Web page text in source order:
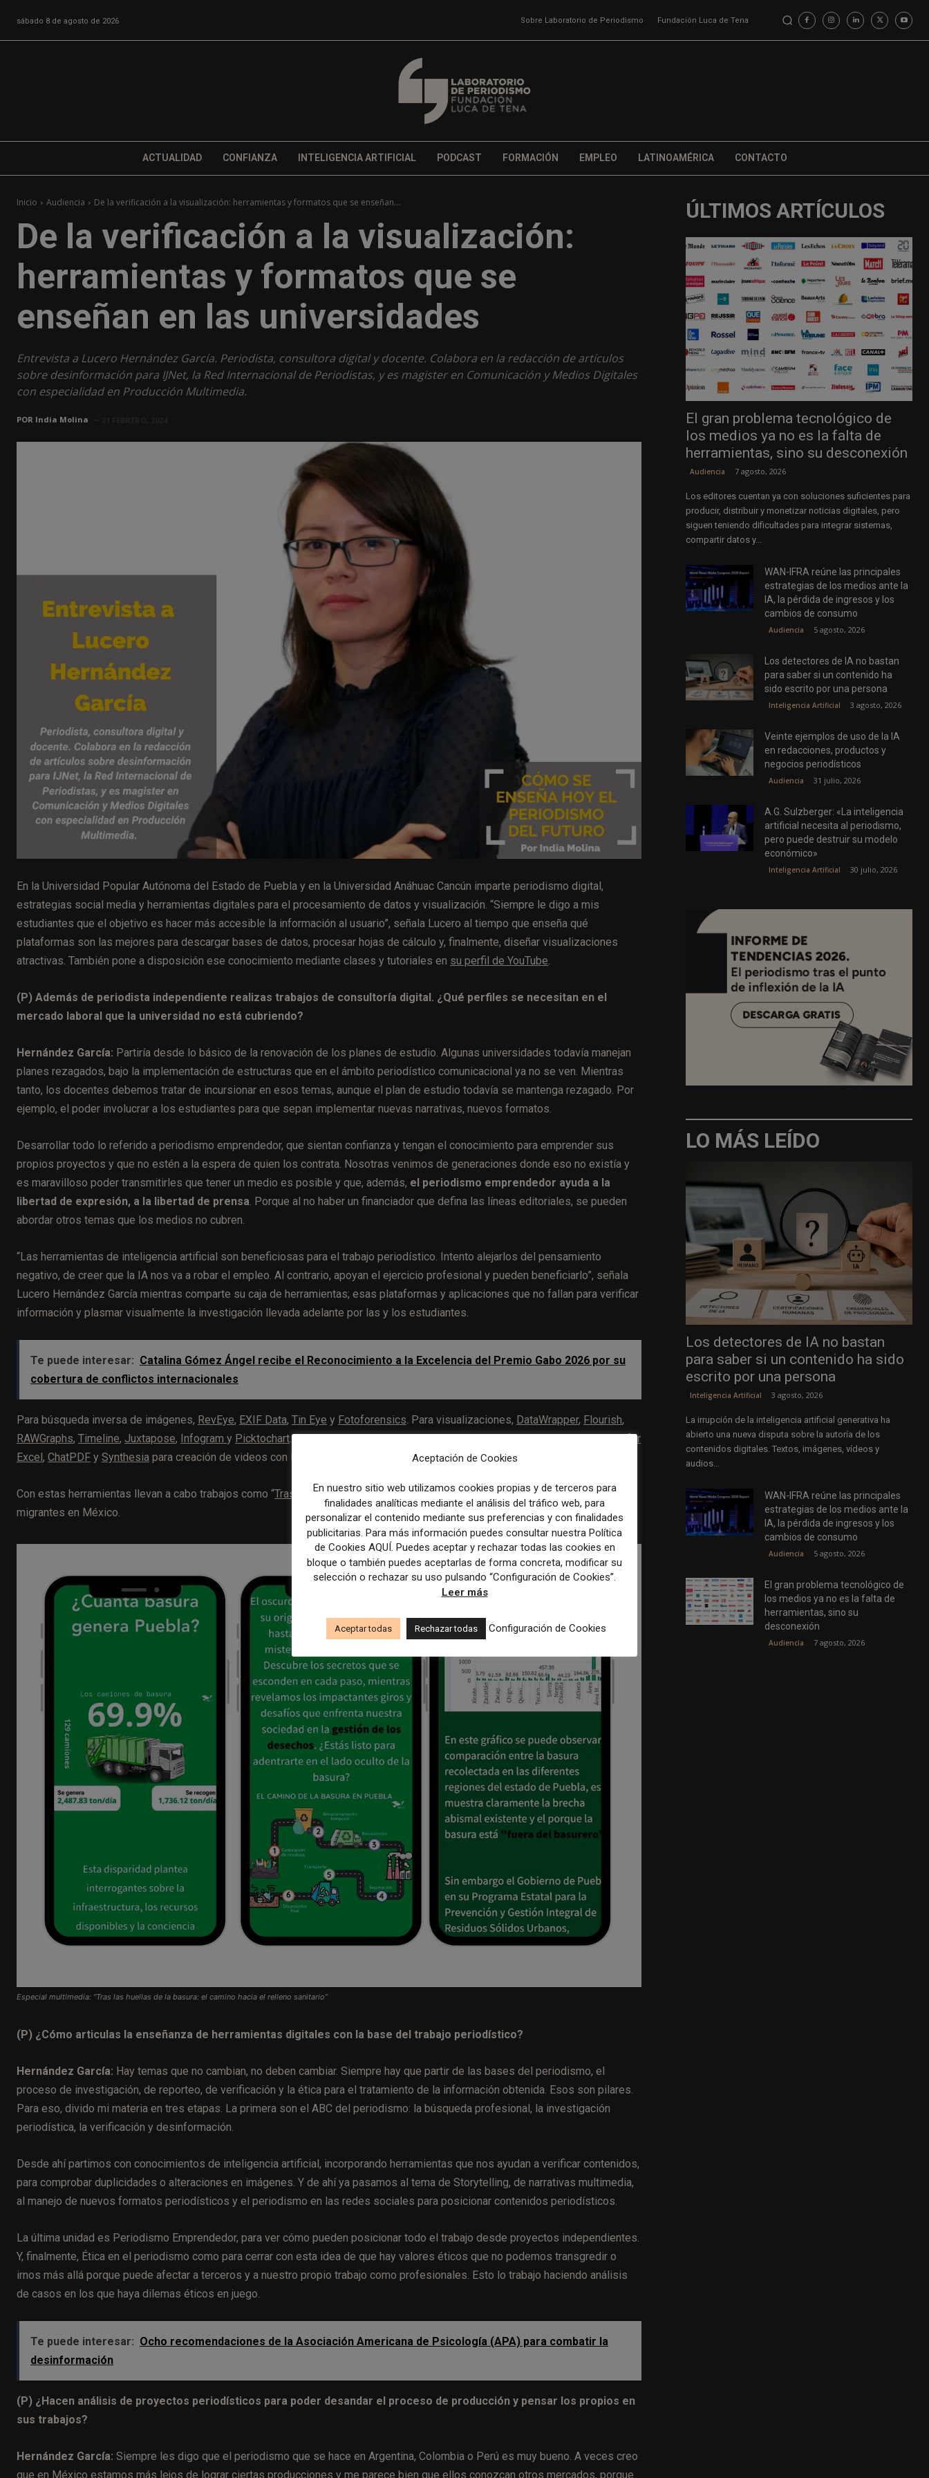
sábado 8 de agosto de 2026 Sobre Laboratorio de Periodismo Fundación Luca de Tena
ACTUALIDAD CONFIANZA INTELIGENCIA ARTIFICIAL PODCAST FORMACIÓN EMPLEO LATINOAMÉRICA CONTACTO
Inicio Audiencia De la verificación a la visualización: herramientas y formatos que se enseñan...
De la verificación a la visualización:
herramientas y formatos que se
enseñan en las universidades
Entrevista a Lucero Hernández García. Periodista, consultora digital y docente. Colabora en la redacción de artículos
sobre desinformación para IJNet, la Red Internacional de Periodistas, y es magister en Comunicación y Medios Digitales
con especialidad en Producción Multimedia.
POR India Molina
En la Universidad Popular Autónoma del Estado de Puebla y en la Universidad Anáhuac Cancún imparte periodismo digital,
estrategias social media y herramientas digitales para el procesamiento de datos y visualización. “Siempre le digo a mis
estudiantes que el objetivo es hacer más accesible la información al usuario”, señala Lucero al tiempo que enseña qué
plataformas son las mejores para descargar bases de datos, procesar hojas de cálculo y, finalmente, diseñar visualizaciones
atractivas. También pone a disposición ese conocimiento mediante clases y tutoriales en su perfil de YouTube.
(P) Además de periodista independiente realizas trabajos de consultoría digital. ¿Qué perfiles se necesitan en el
mercado laboral que la universidad no está cubriendo?
Hernández García: Partiría desde lo básico de la renovación de los planes de estudio. Algunas universidades todavía manejan
planes rezagados, bajo la implementación de estructuras que en el ámbito periodístico comunicacional ya no se ven. Mientras
tanto, los docentes debemos tratar de incursionar en esos temas, aunque el plan de estudio todavía se mantenga rezagado. Por
ejemplo, el poder involucrar a los estudiantes para que sepan implementar nuevas narrativas, nuevos formatos.
Desarrollar todo lo referido a periodismo emprendedor, que sientan confianza y tengan el conocimiento para emprender sus
propios proyectos y que no estén a la espera de quien los contrata. Nosotras venimos de generaciones donde eso no existía y
es maravilloso poder transmitirles que tener un medio es posible y que, además, el periodismo emprendedor ayuda a la
libertad de expresión, a la libertad de prensa. Porque al no haber un financiador que defina las líneas editoriales, se pueden
abordar otros temas que los medios no cubren.
“Las herramientas de inteligencia artificial son beneficiosas para el trabajo periodístico. Intento alejarlos del pensamiento
negativo, de creer que la IA nos va a robar el empleo. Al contrario, apoyan el ejercicio profesional y pueden beneficiarlo”, señala
Lucero Hernández García mientras comparte su caja de herramientas; esas plataformas y aplicaciones que no fallan para verificar
información y plasmar visualmente la investigación llevada adelante por las y los estudiantes.
Te puede interesar: Catalina Gómez Ángel recibe el Reconocimiento a la Excelencia del Premio Gabo 2026 por su
cobertura de conflictos internacionales
Para búsqueda inversa de imágenes, RevEye, EXIF Data, Tin Eye y Fotoforensics. Para visualizaciones, DataWrapper, Flourish,
RAWGraphs, Timeline, Juxtapose, Infogram y Picktochart. La última incorporación a la asignatura son las aplicacionesChatGPT for
Excel, ChatPDF y Synthesia para creación de videos con IA.
Con estas herramientas llevan a cabo trabajos como “Tras las huellas de la basura” y “Pasos sin huella”, sobre la situación de los
migrantes en México.
Especial multimedia: “Tras las huellas de la basura: el camino hacia el relleno sanitario”
(P) ¿Cómo articulas la enseñanza de herramientas digitales con la base del trabajo periodístico?
Hernández García: Hay temas que no cambian, no deben cambiar. Siempre hay que partir de las bases del periodismo, el
proceso de investigación, de reporteo, de verificación y la ética para el tratamiento de la información obtenida. Esos son pilares.
Para eso, divido mi materia en tres etapas. La primera son el ABC del periodismo: la búsqueda profesional, la investigación
periodística, la verificación y desinformación.
Desde ahí partimos con conocimientos de inteligencia artificial, incorporando herramientas que nos ayudan a verificar contenidos,
para comprobar duplicidades o alteraciones en imágenes. Y de ahí ya pasamos al tema de Storytelling, de narrativas multimedia,
al manejo de nuevos formatos periodísticos y el periodismo en las redes sociales para posicionar contenidos periodísticos.
La última unidad es Periodismo Emprendedor, para ver cómo pueden posicionar todo el trabajo desde proyectos independientes.
Y, finalmente, Ética en el periodismo como para cerrar con esta idea de que hay valores éticos que no podemos transgredir o
irnos más allá porque puede afectar a terceros y a nuestro propio trabajo como profesionales. Esto lo trabajo haciendo análisis
de casos en los que haya dilemas éticos en juego.
Te puede interesar: Ocho recomendaciones de la Asociación Americana de Psicología (APA) para combatir la
desinformación
(P) ¿Hacen análisis de proyectos periodísticos para poder desandar el proceso de producción y pensar los propios en
sus trabajos?
Hernández García: Siempre les digo que el periodismo que se hace en Argentina, Colombia o Perú es muy bueno. A veces creo
que en México estamos más lejos de lograr ciertas producciones y me parece bien que ellos conozcan otros mercados, porque
ÚLTIMOS ARTÍCULOS
El gran problema tecnológico de
los medios ya no es la falta de
herramientas, sino su desconexión
Audiencia 7 agosto, 2026
Los editores cuentan ya con soluciones suficientes para
producir, distribuir y monetizar noticias digitales, pero
siguen teniendo dificultades para integrar sistemas,
compartir datos y...
WAN-IFRA reúne las principales
estrategias de los medios ante la
IA, la pérdida de ingresos y los
cambios de consumo
Audiencia 5 agosto, 2026
Los detectores de IA no bastan
para saber si un contenido ha
sido escrito por una persona
Inteligencia Artificial 3 agosto, 2026
Veinte ejemplos de uso de la IA
en redacciones, productos y
negocios periodísticos
Audiencia 31 julio, 2026
A.G. Sulzberger: «La inteligencia
artificial necesita al periodismo,
pero puede destruir su modelo
económico»
Inteligencia Artificial 30 julio, 2026
LO MÁS LEÍDO
Los detectores de IA no bastan
para saber si un contenido ha sido
escrito por una persona
Inteligencia Artificial 3 agosto, 2026
La irrupción de la inteligencia artificial generativa ha
abierto una nueva disputa sobre la autoría de los
contenidos digitales. Textos, imágenes, vídeos y
audios...
WAN-IFRA reúne las principales
estrategias de los medios ante la
IA, la pérdida de ingresos y los
cambios de consumo
Audiencia 5 agosto, 2026
El gran problema tecnológico de
los medios ya no es la falta de
herramientas, sino su
desconexión
Audiencia 7 agosto, 2026
Aceptación de Cookies
En nuestro sitio web utilizamos cookies propias y de terceros para
finalidades analíticas mediante el análisis del tráfico web, para
personalizar el contenido mediante sus preferencias y con finalidades
publicitarias. Para más información puedes consultar nuestra Política
de Cookies AQUÍ. Puedes aceptar y rechazar todas las cookies en
bloque o también puedes aceptarlas de forma concreta, modificar su
selección o rechazar su uso pulsando “Configuración de Cookies”.
Leer más
Aceptar todas Rechazar todas Configuración de Cookies